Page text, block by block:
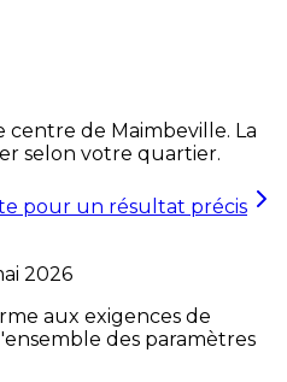
centre de Maimbeville. La
selon votre quartier.
pour un résultat précis
2026
aux exigences de
des paramètres